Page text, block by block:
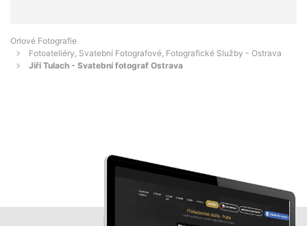
Orlové Fotografie
Fotoateliéry, Svatební Fotografové, Fotografické Služby - Ostrava
Jiří Tulach - Svatební fotograf Ostrava